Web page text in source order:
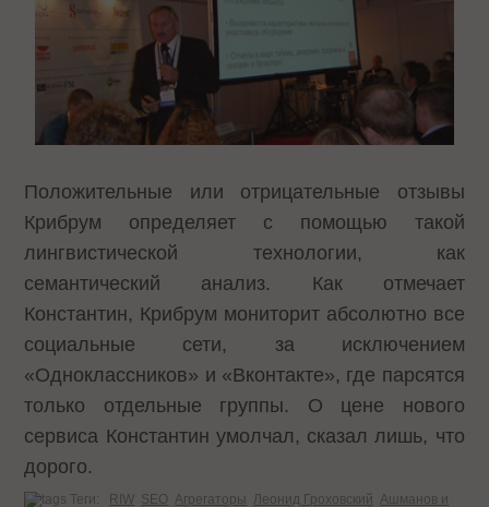
Положительные или отрицательные отзывы
Крибрум определяет с помощью такой
лингвистической технологии, как
семантический анализ. Как отмечает
Константин, Крибрум мониторит абсолютно все
социальные сети, за исключением
«Одноклассников» и «Вконтакте», где парсятся
только отдельные группы. О цене нового
сервиса Константин умолчал, сказал лишь, что
дорого.
Теги: RIW SEO Агрегаторы Леонид Гроховский Ашманов и